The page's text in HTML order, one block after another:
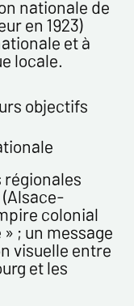
sont
ESTAMPE
achats et la gestion
3 ans et sont
à la loi «
votre droit
faire rectifier en
de la
:
que les
soient
cadre de cet
nationale de
en 1923)
et à
locale.
objectifs
régionales
colonial
; un message
visuelle entre
et les